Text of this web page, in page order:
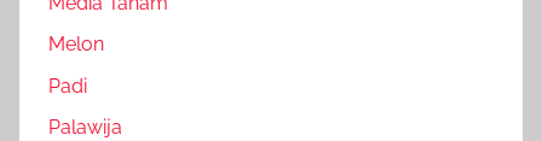
Melon
Padi
Palawija